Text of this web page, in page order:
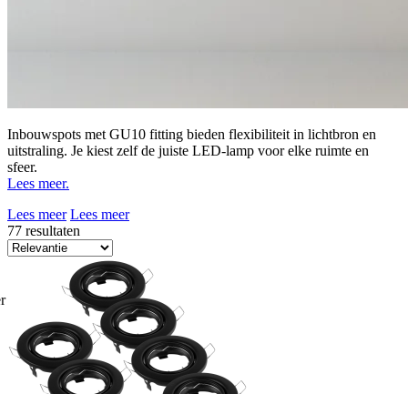
Inbouwspots met GU10 fitting bieden flexibiliteit in lichtbron en
uitstraling. Je kiest zelf de juiste LED-lamp voor elke ruimte en
sfeer.
Lees meer.
Lees meer Lees meer
77 resultaten